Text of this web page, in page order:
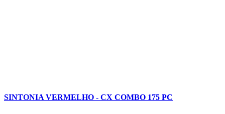
SINTONIA VERMELHO - CX COMBO 175 PC